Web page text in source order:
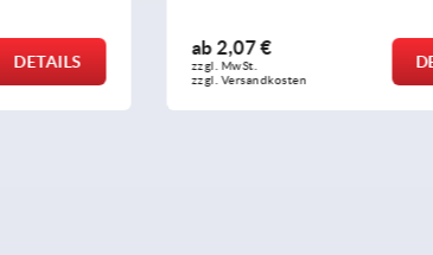
DETAILS
ab1,93 €
zzgl. MwSt.
zzgl. Versandkosten